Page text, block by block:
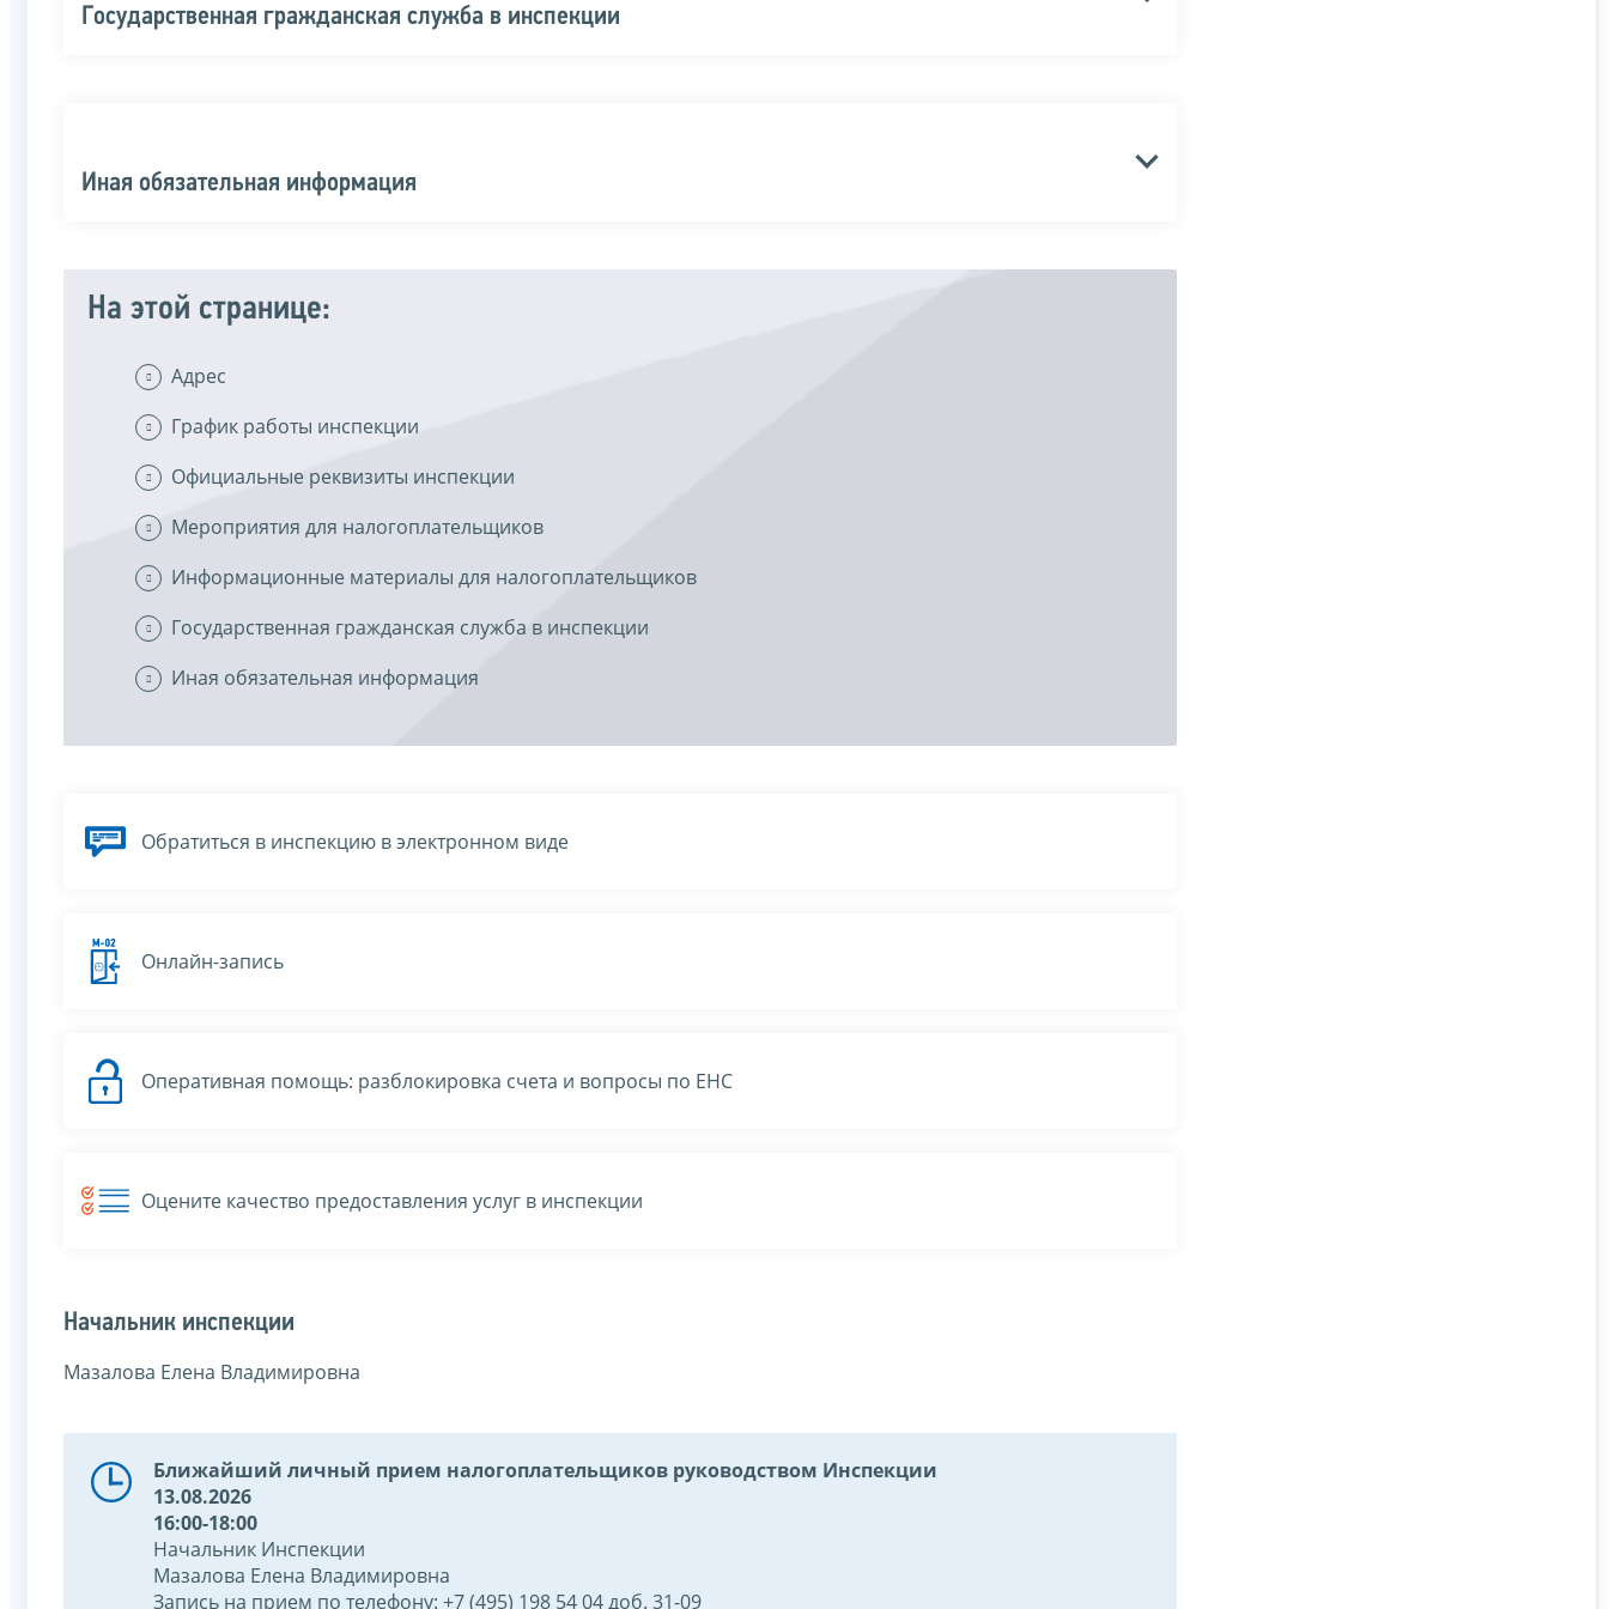
Государственная гражданская служба в инспекции
Иная обязательная информация
На этой странице:
Адрес
График работы инспекции
Официальные реквизиты инспекции
Мероприятия для налогоплательщиков
Информационные материалы для налогоплательщиков
Государственная гражданская служба в инспекции
Иная обязательная информация
Обратиться в инспекцию в электронном виде
Онлайн-запись
Оперативная помощь: разблокировка счета и вопросы по ЕНС
Оцените качество предоставления услуг в инспекции
Начальник инспекции
Мазалова Елена Владимировна
Ближайший личный прием налогоплательщиков руководством Инспекции
13.08.2026
16:00-18:00
Начальник Инспекции
Мазалова Елена Владимировна
Запись на прием по телефону: +7 (495) 198 54 04 доб. 31-09